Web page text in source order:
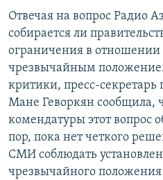
Отвечая на вопрос Радио
собирается ли
ограничения в
чрезвычайным
критики, пресс-
Мане Геворкян сообщила,
комендатуры этот вопрос
пор, пока нет четкого
СМИ соблюдать
чрезвычайного